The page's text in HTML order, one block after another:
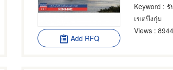
Add RFQ
Keyword : รั
เขตบึงกุ่ม
Views :